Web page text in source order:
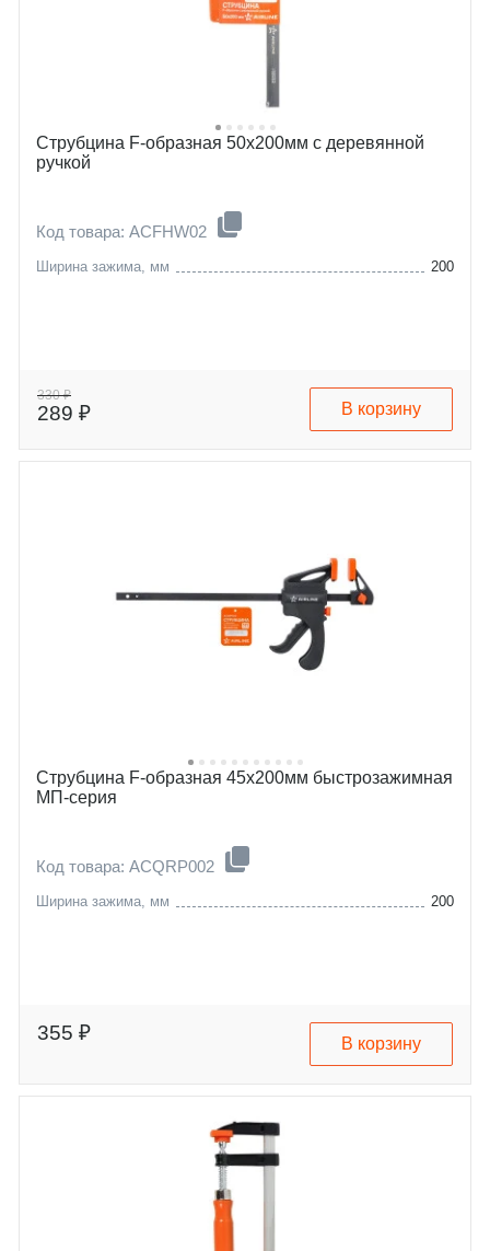
Струбцина F-образная 50х200мм с деревянной
ручкой
Код товара: ACFHW02
Ширина зажима, мм 200
330 ₽
289 ₽ В корзину
Струбцина F-образная 45х200мм быстрозажимная
МП-серия
Код товара: ACQRP002
Ширина зажима, мм 200
355 ₽ В корзину